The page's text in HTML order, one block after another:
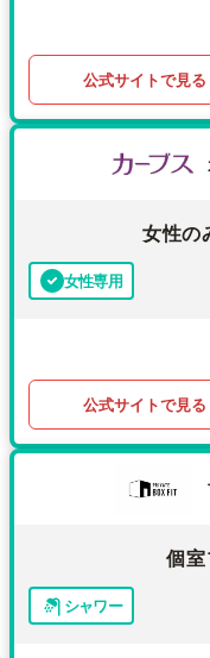
公式サイトで見る
女性の
女性専用
公式サイトで見る
個
シャワー